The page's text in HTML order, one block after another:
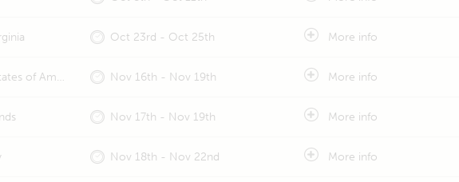
Oct 23rd - Oct 25th More info
United States of America Nov 16th - Nov 19th More info
Nov 17th - Nov 19th More info
Nov 18th - Nov 22nd More info